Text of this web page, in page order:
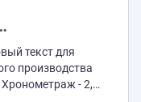
текст для
производства